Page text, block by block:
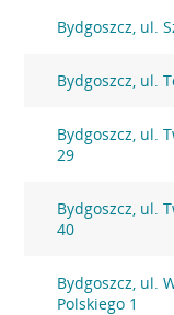
Bydgoszcz, ul.
Bydgoszcz, ul.
Bydgoszcz, ul.
29
Bydgoszcz, ul.
40
Bydgoszcz, ul.
Polskiego 1